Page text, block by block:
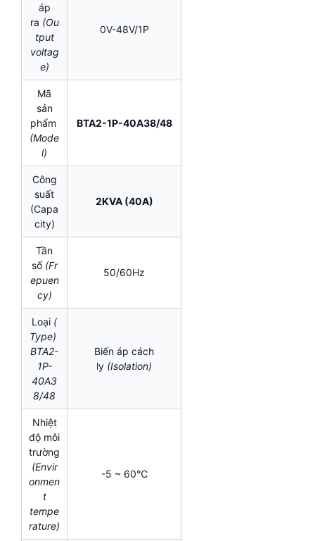
áp
ra (Ou
tput
voltag
e)
0V-48V/1P
Mã
sản
phẩm
(Mode
l)
BTA2-1P-40A38/48
Công
suất
(Capa
city)
2KVA (40A)
Tần
số (Fr
epuen
cy)
50/60Hz
Loại (
Type)
BTA2-
1P-
40A3
8/48
Biến áp cách
ly (Isolation)
Nhiệt
độ môi
trường
(Envir
onmen
t
tempe
rature)
-5 ~ 60℃